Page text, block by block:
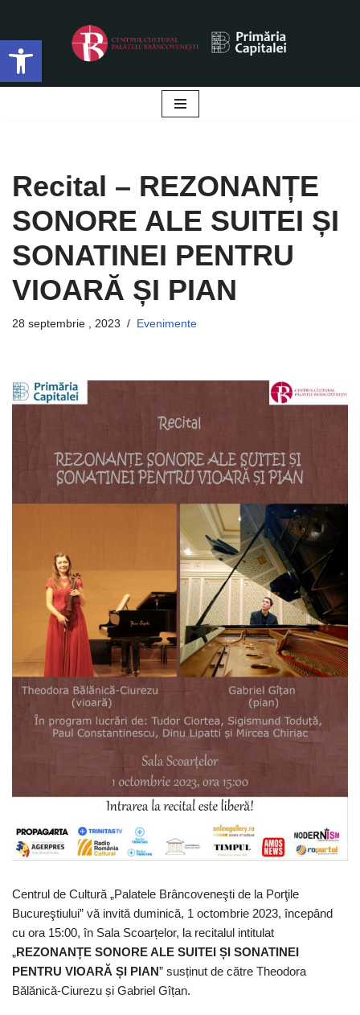
Deschide bara de unelte
Sari
la
conținut
Recital – REZONANȚE
SONORE ALE SUITEI ȘI
SONATINEI PENTRU
VIOARĂ ȘI PIAN
28 septembrie , 2023 Evenimente
Centrul de Cultură „Palatele Brâncoveneşti de la Porţile
Bucureştiului” vă invită duminică, 1 octombrie 2023, începând
cu ora 15:00, în Sala Scoarțelor, la recitalul intitulat
„REZONANȚE SONORE ALE SUITEI ȘI SONATINEI
PENTRU VIOARĂ ȘI PIAN” susținut de către Theodora
Bălănică-Ciurezu și Gabriel Gîțan.